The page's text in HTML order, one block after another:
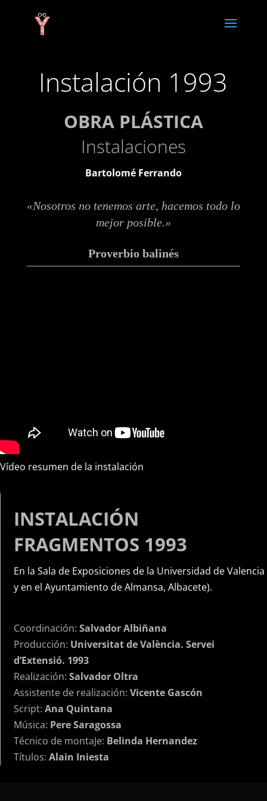
Instalación 1993
OBRA PLÁSTICA
Instalaciones
Bartolomé Ferrando
«Nosotros no tenemos arte, hacemos todo lo
mejor posible.»
Proverbio balinés
Vídeo resumen de la instalación
INSTALACIÓN
FRAGMENTOS 1993
En la Sala de Exposiciones de la Universidad de Valencia
y en el Ayuntamiento de Almansa, Albacete).
Coordinación:Salvador Albiñana
Producción: Universitat de València. Servei
d’Extensió. 1993
Realización:Salvador Oltra
Assistente de realización:Vicente Gascón
Script:Ana Quintana
Música: Pere Saragossa
Técnico de montaJe: Belinda Hernandez
Títulos:Alain Iniesta